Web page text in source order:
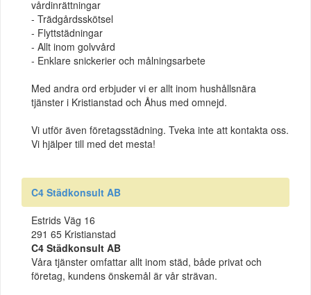
vårdinrättningar
- Trädgårdsskötsel
- Flyttstädningar
- Allt inom golvvård
- Enklare snickerier och målningsarbete
Med andra ord erbjuder vi er allt inom hushållsnära
tjänster i Kristianstad och Åhus med omnejd.
Vi utför även företagsstädning. Tveka inte att kontakta oss.
Vi hjälper till med det mesta!
C4 Städkonsult AB
Estrids Väg 16
291 65 Kristianstad
C4 Städkonsult AB
Våra tjänster omfattar allt inom städ, både privat och
företag, kundens önskemål är vår strävan.